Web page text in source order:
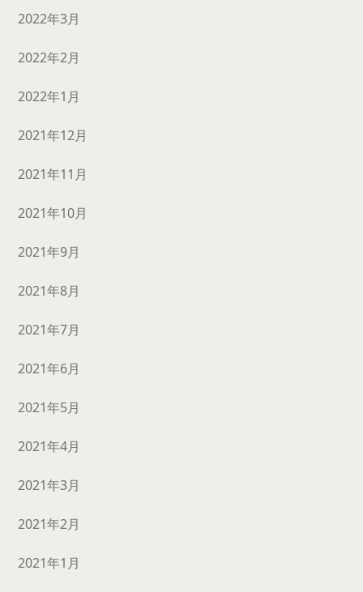
2022年3月
2022年2月
2022年1月
2021年12月
2021年11月
2021年10月
2021年9月
2021年8月
2021年7月
2021年6月
2021年5月
2021年4月
2021年3月
2021年2月
2021年1月